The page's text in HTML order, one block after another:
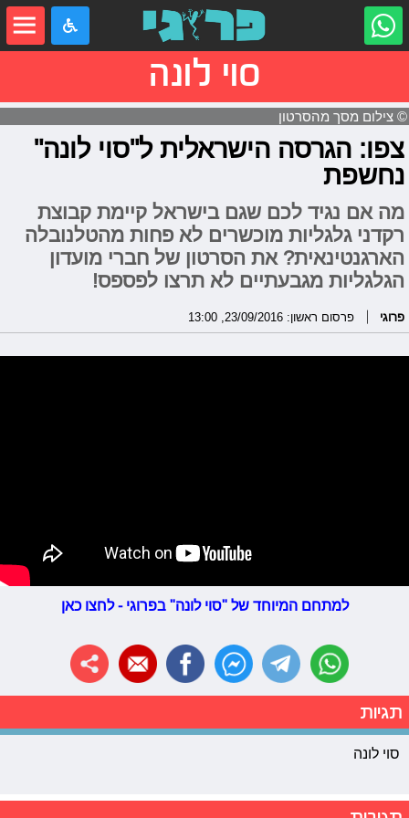
סוי לונה
© צילום מסך מהסרטון
צפו: הגרסה הישראלית ל"סוי לונה"
נחשפת
מה אם נגיד לכם שגם בישראל קיימת קבוצת
רקדני גלגליות מוכשרים לא פחות מהטלנובלה
הארגנטינאית? את הסרטון של חברי מועדון
הגלגליות מגבעתיים לא תרצו לפספס!
פרוגי פרסום ראשון: 23/09/2016, 13:00
למתחם המיוחד של "סוי לונה" בפרוגי - לחצו כאן
תגיות
סוי לונה